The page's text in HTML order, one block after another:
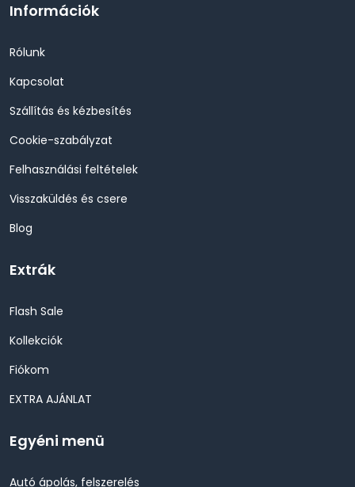
Információk
Rólunk
Kapcsolat
Szállítás és kézbesítés
Cookie-szabályzat
Felhasználási feltételek
Visszaküldés és csere
Blog
Extrák
Flash Sale
Kollekciók
Fiókom
EXTRA AJÁNLAT
Egyéni menü
Autó ápolás, felszerelés